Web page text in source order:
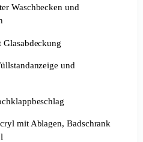
Waschbecken und
Glasabdeckung
und
mit Ablagen, Badschrank